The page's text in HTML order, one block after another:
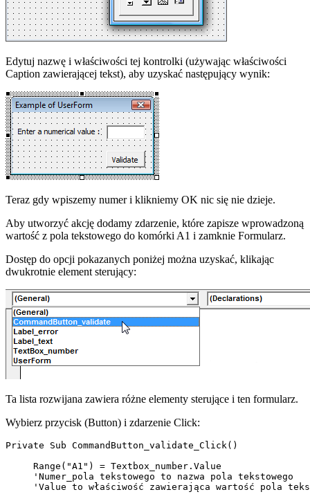
Edytuj nazwę i właściwości tej kontrolki (używając właściwości
Caption zawierającej tekst), aby uzyskać następujący wynik:
Teraz gdy wpiszemy numer i klikniemy OK nic się nie dzieje.
Aby utworzyć akcję dodamy zdarzenie, które zapisze wprowadzoną
wartość z pola tekstowego do komórki A1 i zamknie Formularz.
Dostęp do opcji pokazanych poniżej można uzyskać, klikając
dwukrotnie element sterujący:
Ta lista rozwijana zawiera różne elementy sterujące i ten formularz.
Wybierz przycisk (Button) i zdarzenie Click:
Private Sub CommandButton_validate_Click()
     Range("A1") = Textbox_number.Value
     'Numer_pola tekstowego to nazwa pola tekstowego
'Value to właściwość zawierająca wartość pola